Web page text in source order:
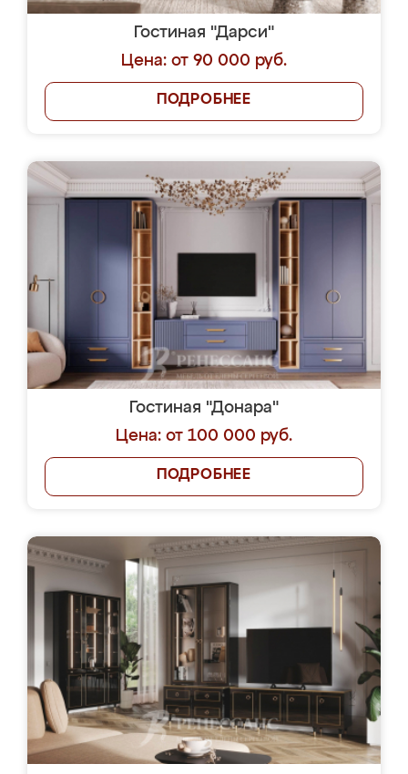
Гостиная "Дарси"
Цена: от 90 000 руб.
ПОДРОБНЕЕ
Гостиная "Донара"
Цена: от 100 000 руб.
ПОДРОБНЕЕ